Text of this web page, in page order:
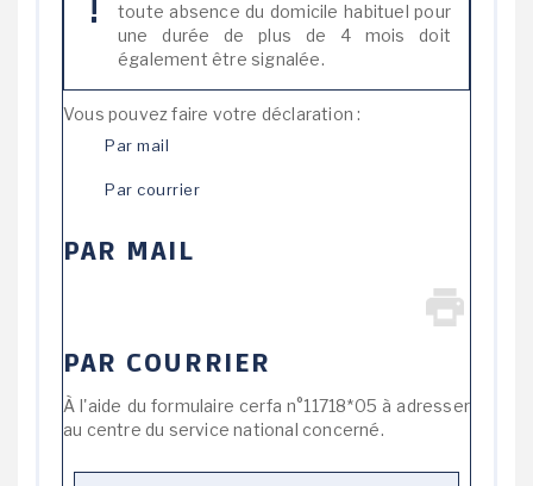
toute absence du domicile habituel pour
une durée de plus de 4 mois doit
également être signalée.
Vous pouvez faire votre déclaration :
Par mail
Par courrier
PAR MAIL
PAR COURRIER
À l'aide du formulaire cerfa n°11718*05 à adresser
au centre du service national concerné.